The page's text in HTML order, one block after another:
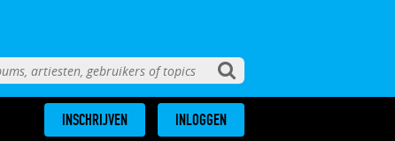
INSCHRIJVEN INLOGGEN